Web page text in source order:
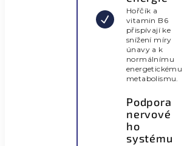
Hořčík a
vitamin B6
přispívají ke
snížení míry
únavy a k
normálnímu
energetickému
metabolismu.
Podpora
nervové
ho
systému